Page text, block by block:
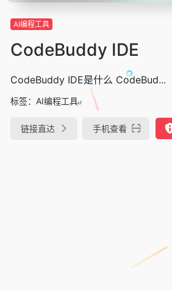
AI编程工具
CodeBuddy IDE
CodeBuddy IDE是什么 CodeBud...
标签： AI编程工具
链接直达 手机查看